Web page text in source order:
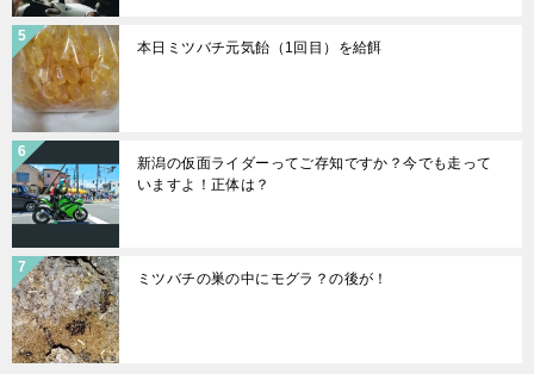
本日ミツバチ元気飴（1回目）を給餌
新潟の仮面ライダーってご存知ですか？今でも走って
いますよ！正体は？
ミツバチの巣の中にモグラ？の後が！